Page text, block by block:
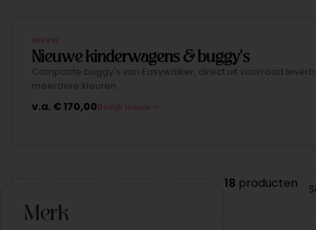
NIEUW
Nieuwe kinderwagens & buggy's
Compacte buggy's van Easywalker, direct uit voorraad
meerdere kleuren.
v.a. € 170,00
Merk
18 producten